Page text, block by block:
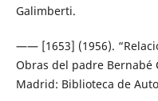
Galimberti.
—— [1653] (1956).
Obras del padre Bernabé
Madrid: Biblioteca de